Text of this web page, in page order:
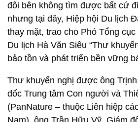
đôi bên không tìm được bất cứ
nhưng tại đây, Hiệp hội Du lịch
thay mặt, trao cho Phó Tổng
Du lịch Hà Văn Siêu “Thư
bảo tồn và phát triển bền vững
Thư khuyến nghị được ông
đốc Trung tâm Con người và
(PanNature – thuộc Liên hiệp
Nam), ông Trần Hữu Vỹ, Giám